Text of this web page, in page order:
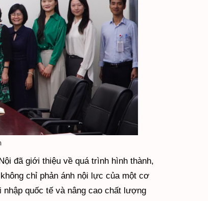
đã giới thiệu về quá trình hình thành,
chỉ phản ánh nội lực của một cơ
quốc tế và nâng cao chất lượng